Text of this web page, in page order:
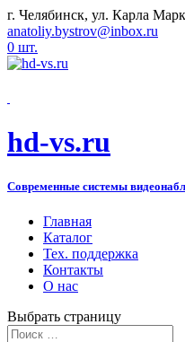
г. Челябинск, ул. Карла
anatoliy.bystrov@inbox.ru
0 шт.
hd-vs.ru
Современные системы
Главная
Каталог
Тех. поддержка
Контакты
О нас
Выбрать страницу